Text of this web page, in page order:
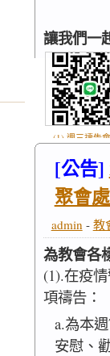
讓我們一
(1) 週三禱告
.jpg
[公告]
聚會
admin - 教
為教會各
(1).在疫
項禱告：
a.為本
安慰、